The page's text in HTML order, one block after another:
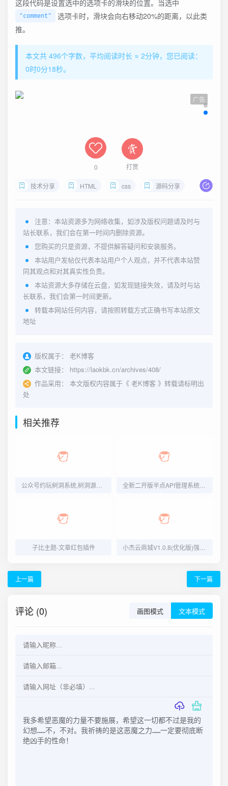
这段代码是设置选中的选项卡的滑块的位置。当选中
"comment"
选项卡时，滑块会向右移动20%的距离，以此类
推。
本文共 496个字数，平均阅读时长 ≈ 2分钟，您已阅读：
0时0分19秒。
广告
0 打赏
技术分享 HTML css 源码分享
注意：本站资源多为网络收集，如涉及版权问题请及时与
站长联系，我们会在第一时间内删除资源。
您购买的只是资源，不提供解答疑问和安装服务。
本站用户发帖仅代表本站用户个人观点，并不代表本站赞
同其观点和对其真实性负责。
本站资源大多存储在云盘，如发现链接失效，请及时与站
长联系，我们会第一时间更新。
转载本网站任何内容，请按照转载方式正确书写本站原文
地址
版权属于：
老K博客
本文链接：
https://laokbk.cn/archives/408/
作品采用：
本文版权内容属于《 老K博客 》转载请标明出
处
相关推荐
子比主题-文章红包插件
上一篇 下一篇
评论 (0) 画图模式 文本模式